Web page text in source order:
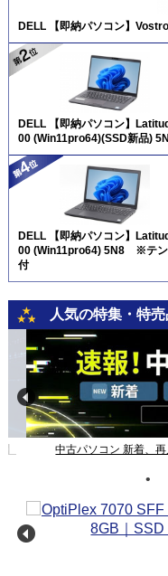
DELL 【即納パソコン】
DELL 【即納パソコン】
00 (Win11pro64)(SSD新品)
DELL 【即納パソコン】
00 (Win11pro64) 5N8 ※テ
付
人気の特集・特
中古パソコン 新着、